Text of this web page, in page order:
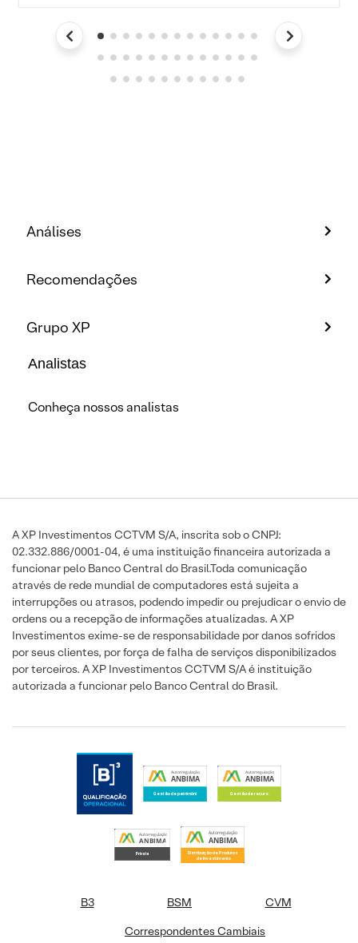
Análises
Recomendações
Grupo XP
Analistas
Conheça nossos analistas
A XP Investimentos CCTVM S/A, inscrita sob o CNPJ:
02.332.886/0001-04, é uma instituição financeira autorizada a
funcionar pelo Banco Central do Brasil.Toda comunicação
através de rede mundial de computadores está sujeita a
interrupções ou atrasos, podendo impedir ou prejudicar o envio de
ordens ou a recepção de informações atualizadas. A XP
Investimentos exime-se de responsabilidade por danos sofridos
por seus clientes, por força de falha de serviços disponibilizados
por terceiros. A XP Investimentos CCTVM S/A é instituição
autorizada a funcionar pelo Banco Central do Brasil.
B3 BSM
CVM
Correspondentes Cambiais